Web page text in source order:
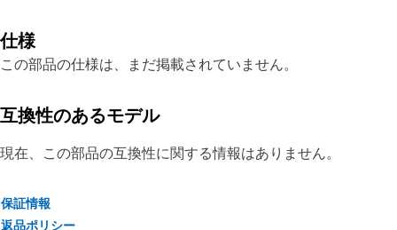
仕様
この部品の仕様は、まだ掲載されていません。
互換性のあるモデル
現在、この部品の互換性に関する情報はありません。
保証情報
返品ポリシー